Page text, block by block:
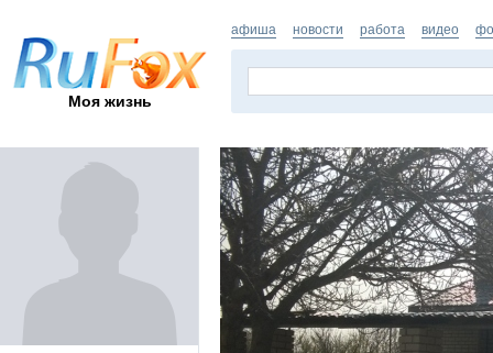
Моя жизнь
афиша новости работа видео